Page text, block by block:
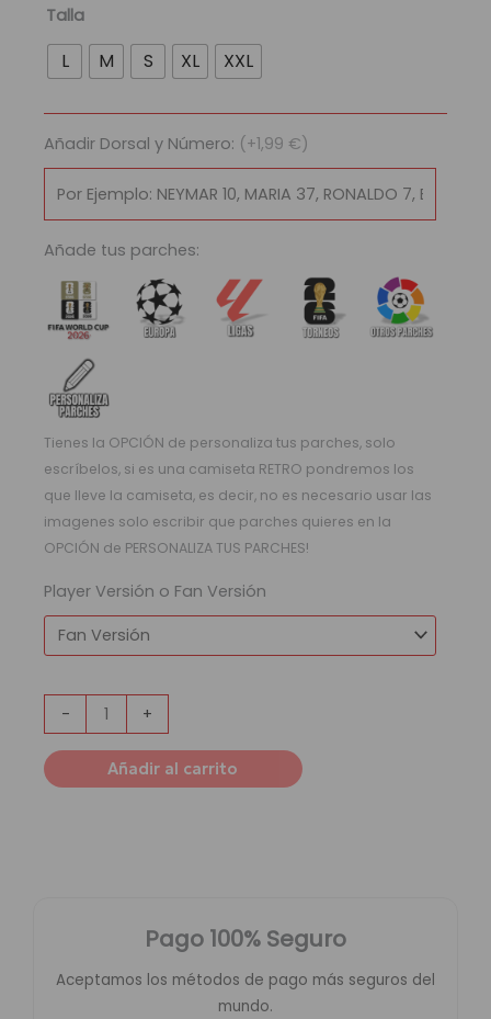
Talla
L M S XL XXL
Añadir Dorsal y Número: (+1,99 €)
Añade tus parches:
Tienes la OPCIÓN de personaliza tus parches, solo
escríbelos, si es una camiseta RETRO pondremos los
que lleve la camiseta, es decir, no es necesario usar las
imagenes solo escribir que parches quieres en la
OPCIÓN de PERSONALIZA TUS PARCHES!
Player Versión o Fan Versión
-
Camiseta
Retro
Manchester
1997/98
cantidad
+
Añadir al carrito
Pago 100% Seguro
Aceptamos los métodos de pago más seguros del
mundo.